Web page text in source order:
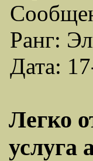
Ранг:
Дата:
Легко
услуга